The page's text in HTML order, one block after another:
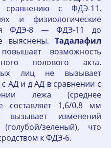
с ФДЭ-11.
и физиологические
ФДЭ-8 — ФДЭ-11 до
выяснены. Тадалафил
возможность
полового акта.
лиц не вызывает
АД и д АД в сравнении с
лежа (среднее
составляет 1,6/0,8 мм
изменений
зеленый), что
к ФДЭ-6.